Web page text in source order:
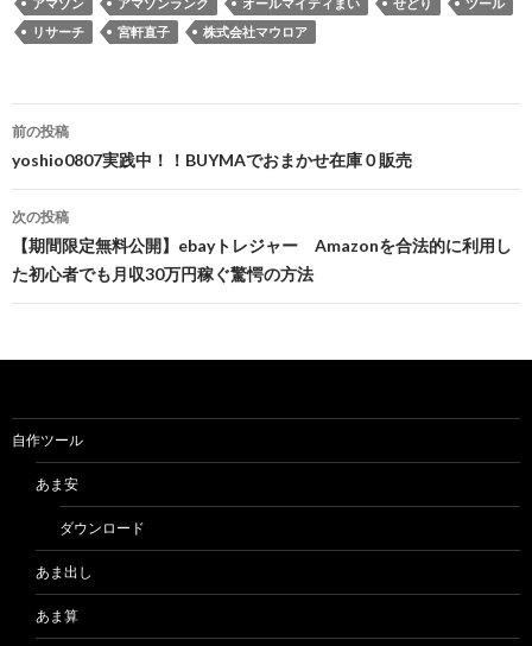
リサーチ
宮軒直子 株式会社マウロア
投
稿
ナ
ビ
ゲ
シ
ョ
ン
前の投稿
yoshio0807実践中！！BUYMAでおまかせ在庫０販売
次の投稿
【期間限定無料公開】ebayトレジャー Amazonを合法的に利用し
た初心者でも月収30万円稼ぐ驚愕の方法
自作ツール
あま安
ダウンロード
あま出し
あま算